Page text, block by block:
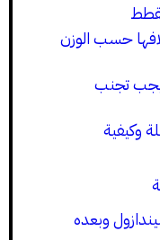
حسب الوزن
يجب تجنب
وكيفية
وبعده